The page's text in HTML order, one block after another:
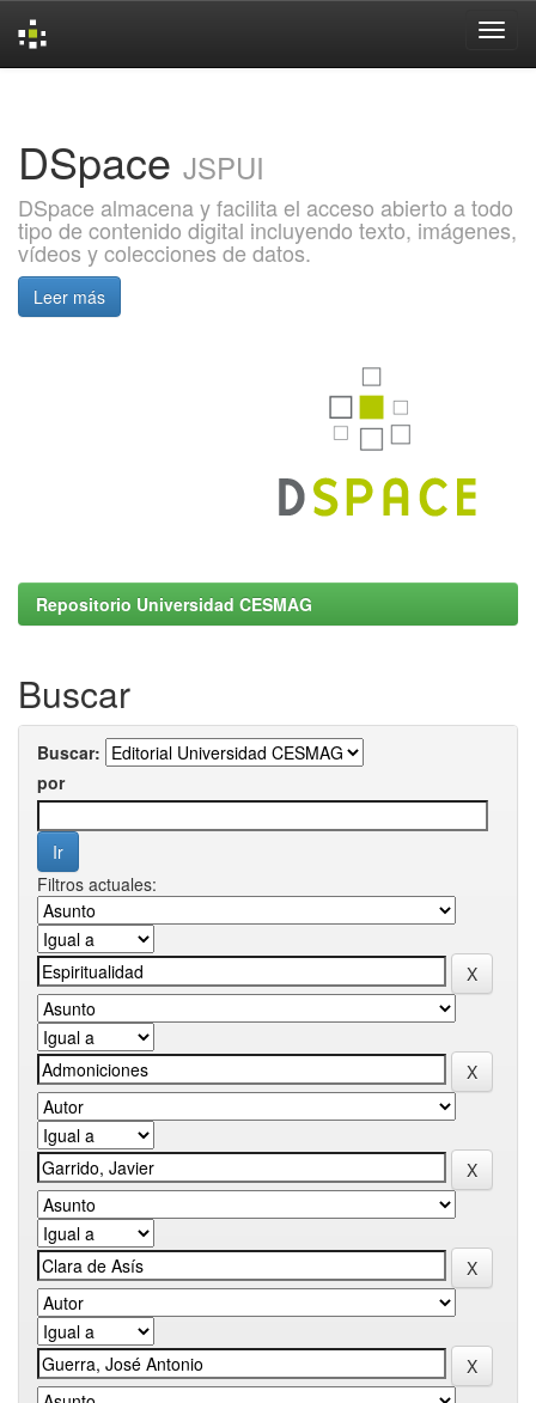
DSpace JSPUI
DSpace almacena y facilita el acceso abierto a todo
tipo de contenido digital incluyendo texto, imágenes,
vídeos y colecciones de datos.
Leer más
Repositorio Universidad CESMAG
Buscar
Buscar:
por
Filtros actuales: